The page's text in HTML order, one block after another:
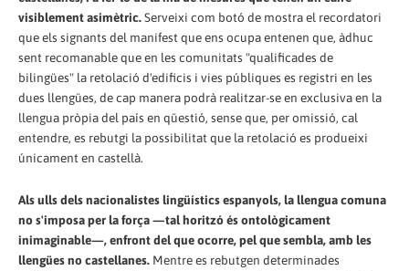
visiblement asimètric.Serveixi com botó de mostra el recordatori
que els signants del manifest que ens ocupa entenen que, àdhuc
sent recomanable que en les comunitats "qualificades de
bilingües" la retolació d'edificis i vies públiques es registri en les
dues llengües, de cap manera podrà realitzar-se en exclusiva en la
llengua pròpia del país en qüestió, sense que, per omissió, cal
entendre, es rebutgi la possibilitat que la retolació es produeixi
únicament en castellà.
Als ulls dels nacionalistes lingüístics espanyols, la llengua comuna
no s'imposa per la força —tal horitzó és ontològicament
inimaginable—, enfront del que ocorre, pel que sembla, amb les
llengües no castellanes. Mentre es rebutgen determinades